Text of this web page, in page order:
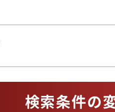
検索条件の